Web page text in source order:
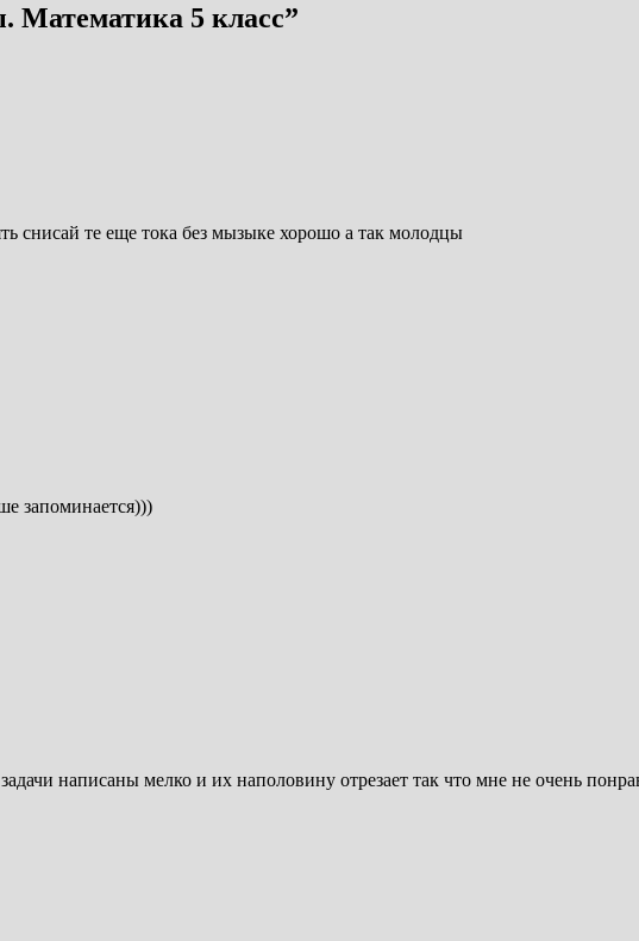
Математика 5 класс”
снисай те еще тока без мызыке хорошо а так молодцы
запоминается)))
написаны мелко и их наполовину отрезает так что мне не очень